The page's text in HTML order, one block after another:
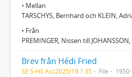
• Mellan
TARSCHYS, Bernhard och KLEIN,
• Från
PREMINGER, Nissen till
Brev från Hédi Fried
SE S-HS Acc2025/19:1:35 File